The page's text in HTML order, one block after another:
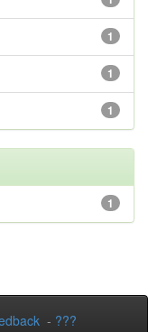
1
1
1
1
- ???